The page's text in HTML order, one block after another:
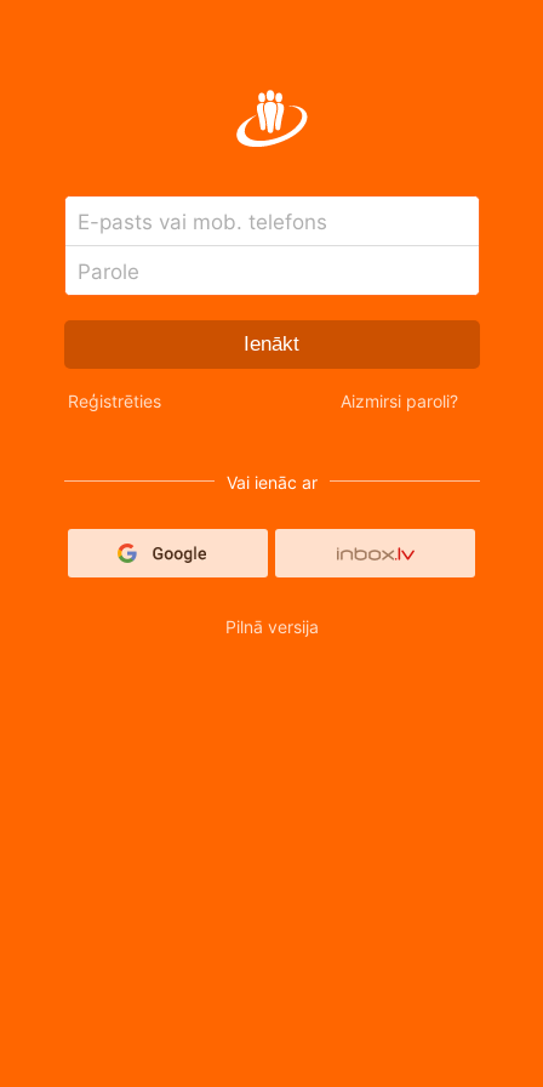
E-pasts vai mob. telefons
Parole
Ienākt
Reģistrēties Aizmirsi paroli?
Vai ienāc ar
Pilnā versija